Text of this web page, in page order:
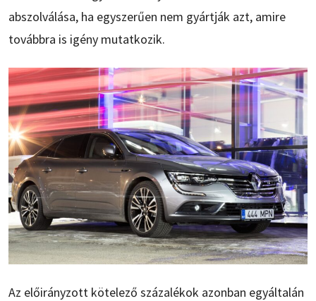
abszolválása, ha egyszerűen nem gyártják azt, amire
továbbra is igény mutatkozik.
Az előirányzott kötelező százalékok azonban egyáltalán